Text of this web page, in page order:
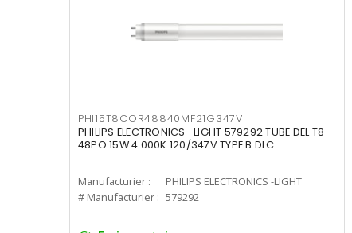
PHI15T8COR48840MF21G347V
PHILIPS ELECTRONICS -LIGHT 579292 TUBE DEL T8
48PO 15W 4 000K 120/347V TYPE B DLC
Manufacturier :
PHILIPS ELECTRONICS -LIGHT
# Manufacturier : 579292